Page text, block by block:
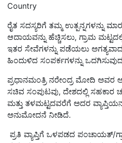
Country
ರೈತ ಸದಸ್ಯರಿಗೆ ತಮ್ಮ ಉತ್ಪನ್ನಗಳನ್ನು
ಆದಾಯವನ್ನು ಹೆಚ್ಚಿಸಲು, ಗ್ರಾಮ
ಇತರ ಸೇವೆಗಳನ್ನು ಪಡೆಯಲು
ಹಿಂದುಳಿದ ಸಂಪರ್ಕಗಳನ್ನು
ಪ್ರಧಾನಮಂತ್ರಿ ನರೇಂದ್ರ ಮೋದಿ ಅವರ
ಸಚಿವ ಸಂಪುಟವು, ದೇಶದಲ್ಲಿ ಸಹಕಾರ
ಮತ್ತು ತಳಮಟ್ಟದವರೆಗೆ ಅದರ
ಅನುಮೋದನೆ ನೀಡಿದೆ.
ಪ್ರತಿ ವ್ಯಾಪ್ತಿಗೆ ಒಳಪಡದ ಪಂಚಾಯತ್/